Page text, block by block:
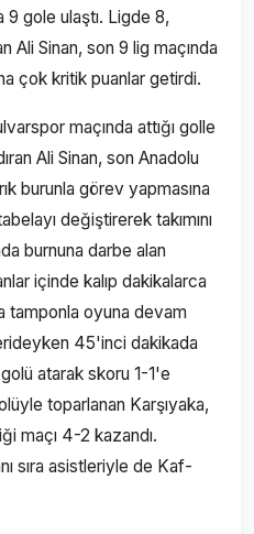
9 gole ulaştı. Ligde 8,
Ali Sinan, son 9 lig maçında
çok kritik puanlar getirdi.
maçında attığı golle
Ali Sinan, son Anadolu
burunla görev yapmasına
değiştirerek takımını
burnuna darbe alan
içinde kalıp dakikalarca
tamponla oyuna devam
45'inci dakikada
atarak skoru 1-1'e
toparlanan Karşıyaka,
maçı 4-2 kazandı.
sıra asistleriyle de Kaf-